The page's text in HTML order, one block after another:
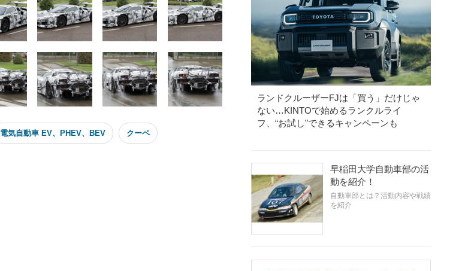
電気自動車 EV、PHEV、BEV クーペ
ランドクルーザーFJは「買う」だけじゃ
ない…KINTOで始めるランクルライ
フ、“お試し”できるキャンペーンも
早稲田大学自動車部の活
動を紹介！
自動車部とは？活動内容や戦績
を紹介